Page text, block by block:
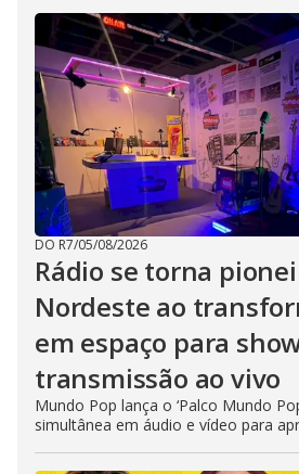
DO R7/05/08/2026
Rádio se torna
Nordeste ao
em espaço para
transmissão ao vivo
Mundo Pop lança o ‘Palco Mundo
simultânea em áudio e vídeo para